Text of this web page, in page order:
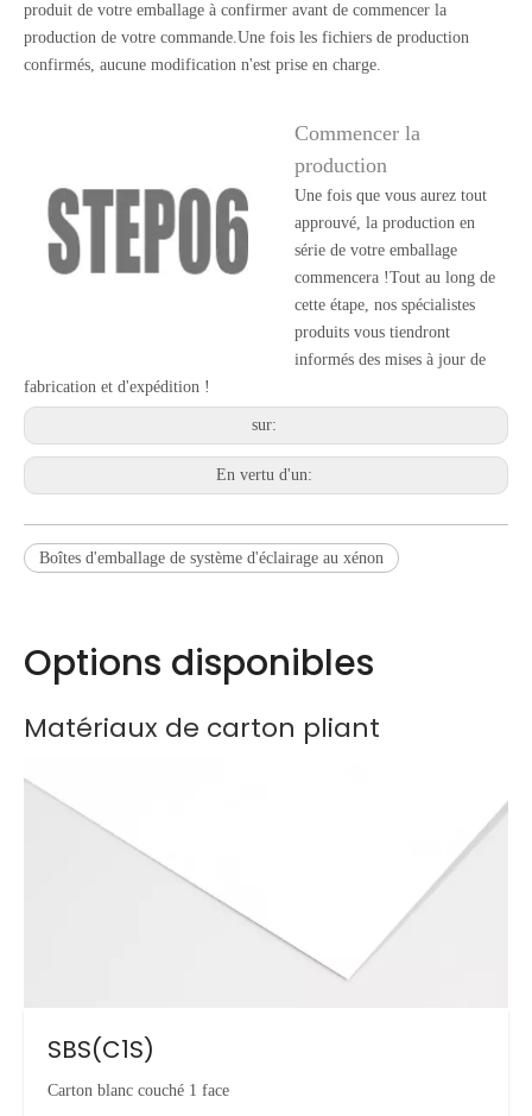
produit de votre emballage à confirmer avant de commencer la
production de votre commande.Une fois les fichiers de production
confirmés, aucune modification n'est prise en charge.
Commencer la
production
Une fois que vous aurez tout
approuvé, la production en
série de votre emballage
commencera !Tout au long de
cette étape, nos spécialistes
produits vous tiendront
informés des mises à jour de
fabrication et d'expédition !
sur:
En vertu d'un:
Boîtes d'emballage de système d'éclairage au xénon
Options disponibles
Matériaux de carton pliant
SBS(C1S)
Carton blanc couché 1 face